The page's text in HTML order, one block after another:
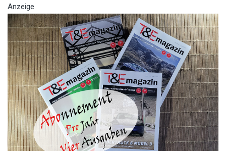
Anzeige